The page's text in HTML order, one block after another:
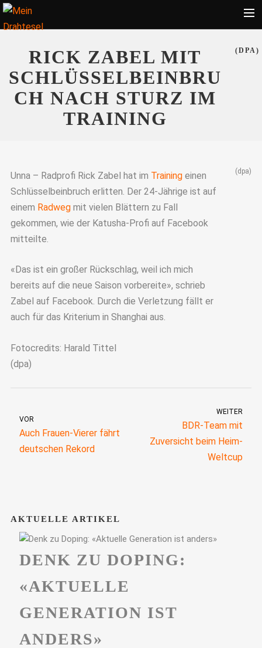
Suche
RICK ZABEL MIT
SCHLÜSSELBEINBRU
CH NACH STURZ IM
TRAINING
(DPA)
Unna – Radprofi Rick Zabel hat im Trainingeinen
Schlüsselbeinbruch erlitten. Der 24-Jährige ist auf
einem Radwegmit vielen Blättern zu Fall
gekommen, wie der Katusha-Profi auf Facebook
mitteilte.
«Das ist ein großer Rückschlag, weil ich mich
bereits auf die neue Saison vorbereite», schrieb
Zabel auf Facebook. Durch die Verletzung fällt er
auch für das Kriterium in Shanghai aus.
Fotocredits: Harald Tittel
(dpa)
(dpa)
VOR
Auch Frauen-Vierer fährt
deutschen Rekord
WEITER
BDR-Team mit
Zuversicht beim Heim-
Weltcup
AKTUELLE ARTIKEL
DENK ZU DOPING:
«AKTUELLE
GENERATION IST
ANDERS»